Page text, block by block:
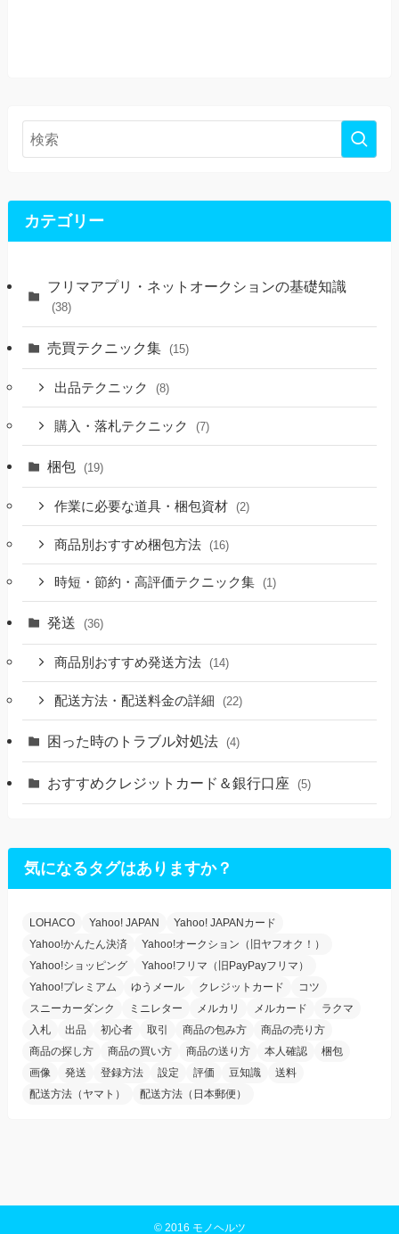
カテゴリー
フリマアプリ・ネットオークションの基礎知識
(38)
売買テクニック集 (15)
出品テクニック (8)
購入・落札テクニック (7)
梱包 (19)
作業に必要な道具・梱包資材 (2)
商品別おすすめ梱包方法 (16)
時短・節約・高評価テクニック集 (1)
発送 (36)
商品別おすすめ発送方法 (14)
配送方法・配送料金の詳細 (22)
困った時のトラブル対処法 (4)
おすすめクレジットカード＆銀行口座 (5)
気になるタグはありますか？
LOHACO Yahoo! JAPAN
Yahoo! JAPANカード
Yahoo!かんたん決済
Yahoo!オークション（旧ヤフオク！）
Yahoo!ショッピング
Yahoo!フリマ（旧PayPayフリマ）
Yahoo!プレミアム
ゆうメール クレジットカード
コツ
スニーカーダンク
ミニレター メルカリ メルカード
ラクマ
入札
出品 初心者 取引 商品の包み方
商品の売り方
商品の探し方
商品の買い方 商品の送り方 本人確認
梱包
画像
発送 登録方法 設定 評価 豆知識
送料
配送方法（ヤマト）
配送方法（日本郵便）
©2016 モノヘルツ